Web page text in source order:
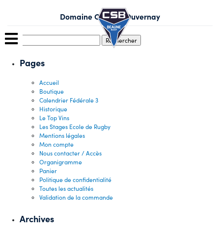
Domaine Coffinet Duvernay
Pages
Accueil
Boutique
Calendrier Fédérale 3
Historique
Le Top Vins
Les Stages Ecole de Rugby
Mentions légales
Mon compte
Nous contacter / Accès
Organigramme
Panier
Politique de confidentialité
Toutes les actualités
Validation de la commande
Archives